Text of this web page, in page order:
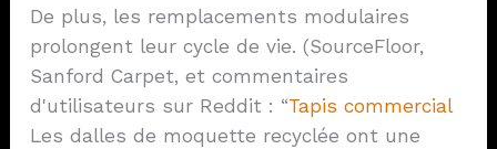
De plus, les remplacements modulaires
prolongent leur cycle de vie. (SourceFloor,
Sanford Carpet, et commentaires
d'utilisateurs sur Reddit : “Tapis commercial
Les dalles de moquette recyclée ont une